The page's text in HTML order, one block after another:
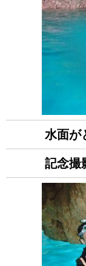
水面が
記念撮